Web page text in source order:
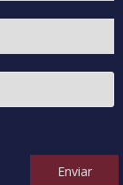
Enviar